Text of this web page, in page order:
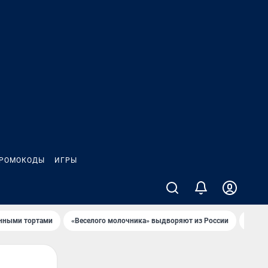
ИГРЫ
тортами «Веселого молочника» выдворяют из России